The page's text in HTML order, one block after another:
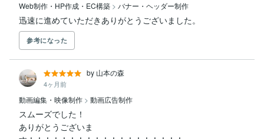
Web制作・HP作成・EC構築 > バナー・ヘッダー制作
迅速に進めていただきありがとうございました。
参考になった
by 山本の森
4ヶ月前
動画編集・映像制作 > 動画広告制作
スムーズでした！
ありがとうございま